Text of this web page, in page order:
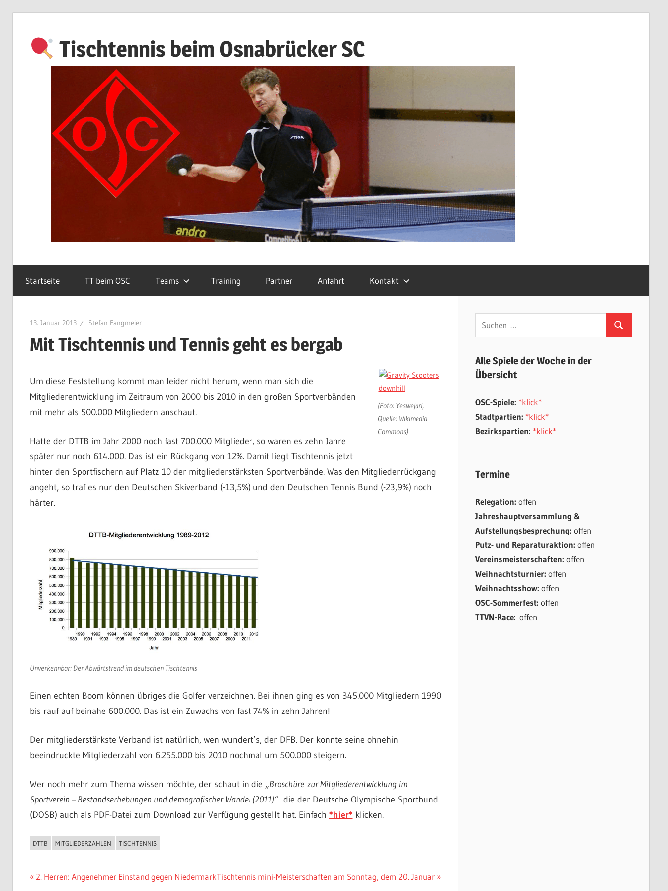
springen
Tischtennis beim Osnabrücker SC
Startseite TT beim OSC Teams Training Partner Anfahrt Kontakt
13. Januar 2013 Stefan Fangmeier
Mit Tischtennis und Tennis geht es bergab
(Foto: Yeswejarl,
Quelle: Wikimedia
Commons)
Um diese Feststellung kommt man leider nicht herum, wenn man sich die
Mitgliederentwicklung im Zeitraum von 2000 bis 2010 in den großen Sportverbänden
mit mehr als 500.000 Mitgliedern anschaut.
Hatte der DTTB im Jahr 2000 noch fast 700.000 Mitglieder, so waren es zehn Jahre
später nur noch 614.000. Das ist ein Rückgang von 12%. Damit liegt Tischtennis jetzt
hinter den Sportfischern auf Platz 10 der mitgliederstärksten Sportverbände. Was den Mitgliederrückgang
angeht, so traf es nur den Deutschen Skiverband (-13,5%) und den Deutschen Tennis Bund (-23,9%) noch
härter.
Unverkennbar: Der Abwärtstrend im deutschen Tischtennis
Einen echten Boom können übriges die Golfer verzeichnen. Bei ihnen ging es von 345.000 Mitgliedern 1990
bis rauf auf beinahe 600.000. Das ist ein Zuwachs von fast 74% in zehn Jahren!
Der mitgliederstärkste Verband ist natürlich, wen wundert’s, der DFB. Der konnte seine ohnehin
beeindruckte Mitgliederzahl von 6.255.000 bis 2010 nochmal um 500.000 steigern.
Wer noch mehr zum Thema wissen möchte, der schaut in die „Broschüre zur Mitgliederentwicklung im
Sportverein – Bestandserhebungen und demografischer Wandel (2011)“ die der Deutsche Olympische Sportbund
(DOSB) auch als PDF-Datei zum Download zur Verfügung gestellt hat. Einfach *hier* klicken.
ALLGEMEIN
DTTB MITGLIEDERZAHLEN TISCHTENNIS
Beitragsnavigation
Vorheriger
2. Herren: Angenehmer Einstand gegen NiedermarkNächster
Tischtennis mini-Meisterschaften am Sonntag, dem 20. Januar
Suchen
nach:
Suchen
Alle Spiele der Woche in der
Übersicht
OSC-Spiele: *klick*
Stadtpartien: *klick*
Bezirkspartien: *klick*
Termine
Relegation: offen
Jahreshauptversammlung &
Aufstellungsbesprechung: offen
Putz- und Reparaturaktion: offen
Vereinsmeisterschaften: offen
Weihnachtsturnier: offen
Weihnachtsshow: offen
OSC-Sommerfest: offen
TTVN-Race: offen